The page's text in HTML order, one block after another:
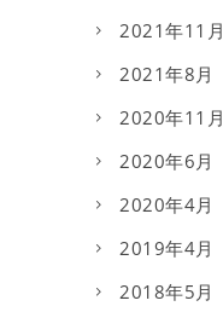
2021年11月
2021年8月
2020年11月
2020年6月
2020年4月
2019年4月
2018年5月